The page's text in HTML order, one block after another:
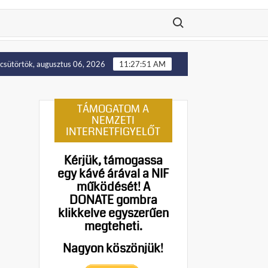
Search for:
Putyin: Ukrajna nyugati területei előbb-utóbb visszakerülnek
csütörtök, augusztus 06, 2026 11:27:52 AM
TÁMOGATOM A
NEMZETI
INTERNETFIGYELŐT
Kérjük, támogassa
egy kávé árával a NIF
működését!A
DONATE gombra
klikkelve egyszerűen
megteheti.
Nagyon köszönjük!